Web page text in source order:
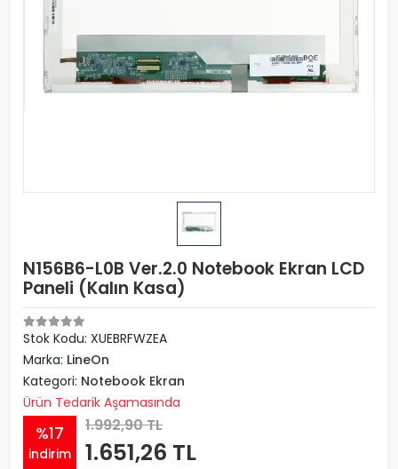
N156B6-L0B Ver.2.0 Notebook Ekran LCD
Paneli (Kalın Kasa)
Stok Kodu: XUEBRFWZEA
Marka: LineOn
Kategori: Notebook Ekran
Ürün Tedarik Aşamasında
%17
indirim
1.992,90 TL
1.651,26 TL